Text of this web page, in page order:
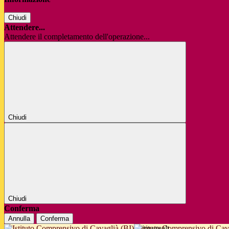
Chiudi
Attendere...
Attendere il completamento dell'operazione...
Chiudi
Chiudi
Conferma
Annulla Conferma